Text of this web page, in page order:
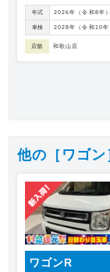
年式 2026年（令和8年）
車検 2028年（令和10年
店舗 和歌山店
他の［ワゴ
ワゴンR